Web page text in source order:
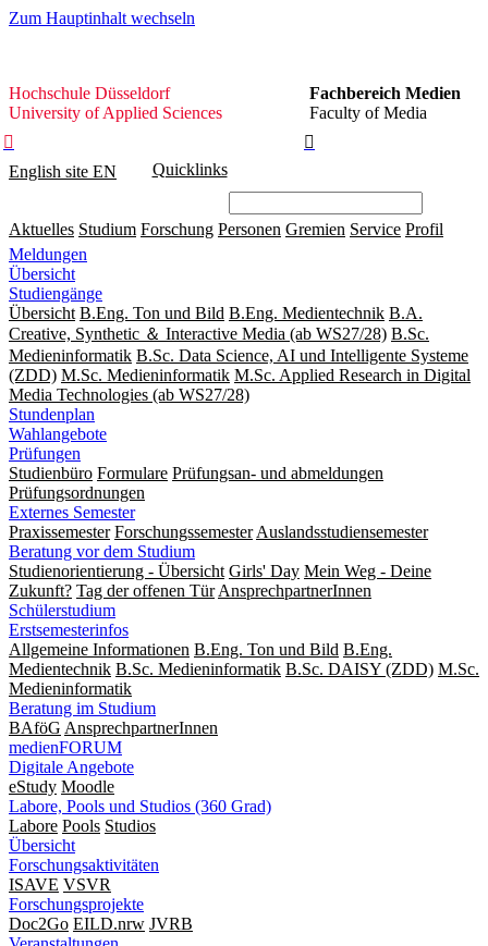
Zum Hauptinhalt wechseln
Hochschule
Düsseldorf
Hochschule Düsseldorf
University of Applied Sciences
Fachbereich Medien
Faculty of Media


English site EN Quicklinks
Aktuelles Studium Forschung Personen Gremien Service Profil
Meldungen
Übersicht
Studiengänge
Übersicht B.Eng. Ton und Bild B.Eng. Medientechnik B.A.
Creative, Synthetic ＆ Interactive Media (ab WS27/28) B.Sc.
Medieninformatik B.Sc. Data Science, AI und Intelligente Systeme
(ZDD) M.Sc. Medieninformatik M.Sc. Applied Research in Digital
Media Technologies (ab WS27/28)
Stundenplan
Wahlangebote
Prüfungen
Studienbüro Formulare Prüfungsan- und abmeldungen
Prüfungsordnungen
Externes Semester
Praxissemester Forschungssemester Auslandsstudiensemester
Beratung vor dem Studium
Studienorientierung - Übersicht Girls' Day Mein Weg - Deine
Zukunft? Tag der offenen Tür AnsprechpartnerInnen
Schülerstudium
Erstsemesterinfos
Allgemeine Informationen B.Eng. Ton und Bild B.Eng.
Medientechnik B.Sc. Medieninformatik B.Sc. DAISY (ZDD) M.Sc.
Medieninformatik
Beratung im Studium
BAföG AnsprechpartnerInnen
medienFORUM
Digitale Angebote
eStudy Moodle
Labore, Pools und Studios (360 Grad)
Labore Pools Studios
Übersicht
Forschungsaktivitäten
ISAVE VSVR
Forschungsprojekte
Doc2Go EILD.nrw JVRB